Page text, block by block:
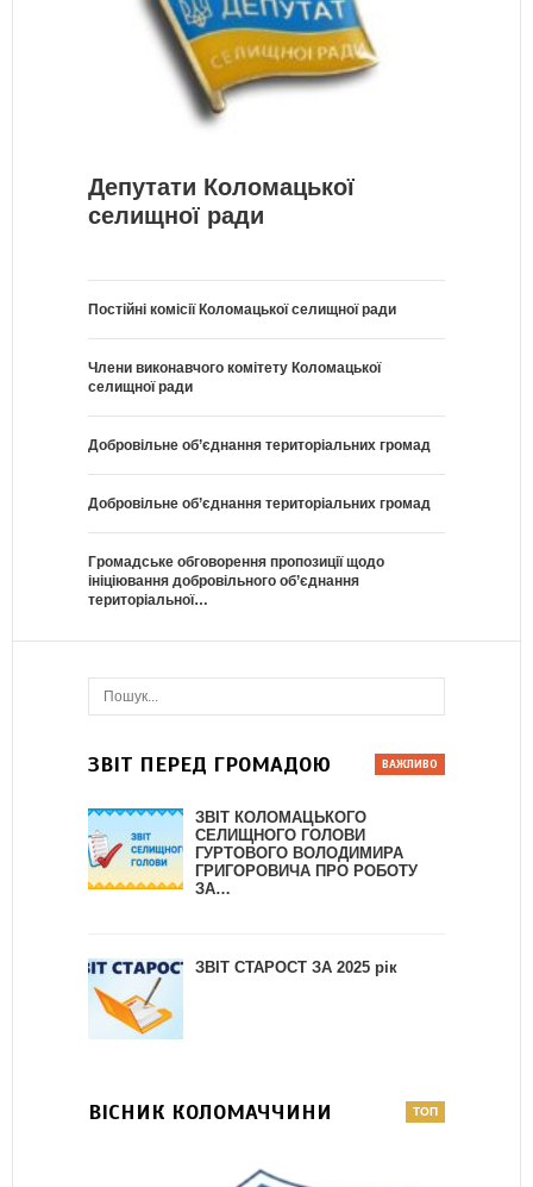
Депутати Коломацької
селищної ради
Постійні комісії Коломацької селищної ради
Члени виконавчого комітету Коломацької
селищної ради
Добровільне об’єднання територіальних громад
Добровільне об’єднання територіальних громад
Громадське обговорення пропозиції щодо
ініціювання добровільного об’єднання
територіальної…
ЗВІТ ПЕРЕД ГРОМАДОЮ
ЗВІТ КОЛОМАЦЬКОГО
СЕЛИЩНОГО ГОЛОВИ
ГУРТОВОГО ВОЛОДИМИРА
ГРИГОРОВИЧА ПРО РОБОТУ
ЗА…
ЗВІТ СТАРОСТ ЗА 2025 рік
ВІСНИК КОЛОМАЧЧИНИ